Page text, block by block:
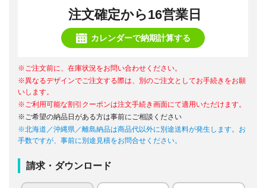
注文確定から16営業日
カレンダーで納期計算する
※ご注文前に、在庫状況をお問い合わせください。
※異なるデザインでご注文する際は、別のご注文としてお手続きをお願
いします。
※ご利用可能な割引クーポンは注文手続き画面にて適用いただけます。
※ご希望の納品日がある方は事前にご相談ください
※北海道／沖縄県／離島納品は商品代以外に別途送料が発生します。お
手数ですが、事前に別途見積をお問合せください。
請求・ダウンロード